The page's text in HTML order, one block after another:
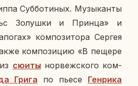
Суб­бо­ти­ных. Му­зы­кан­ты
Зо­луш­ки и Принца» и
ком­по­зи­то­ра Сергея
ком­по­зи­цию «В пещере
из сюиты нор­веж­ско­го ком­
Грига по пьесе
Ген­ри­ка